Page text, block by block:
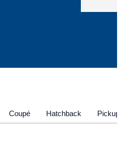
Coupé Hatchback Pickup